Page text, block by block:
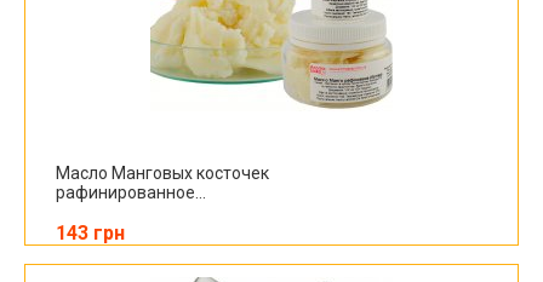
Масло Манговых косточек
рафинированное...
143 грн